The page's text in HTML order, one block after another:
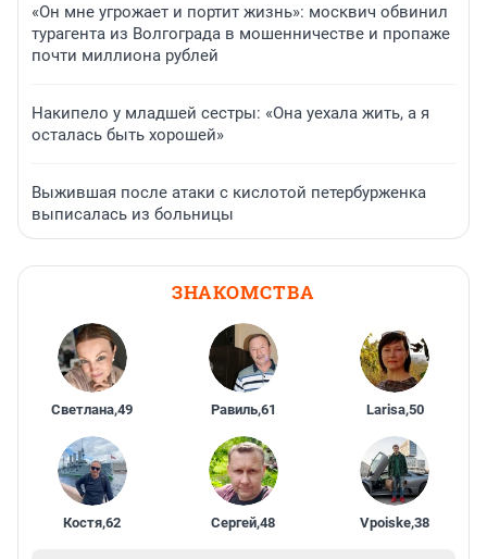
«Он мне угрожает и портит жизнь»: москвич обвинил
турагента из Волгограда в мошенничестве и пропаже
почти миллиона рублей
Накипело у младшей сестры: «Она уехала жить, а я
осталась быть хорошей»
Выжившая после атаки с кислотой петербурженка
выписалась из больницы
ЗНАКОМСТВА
Светлана,49 Равиль,61 Larisa,50
Костя,62 Сергей,48 Vpoiske,38